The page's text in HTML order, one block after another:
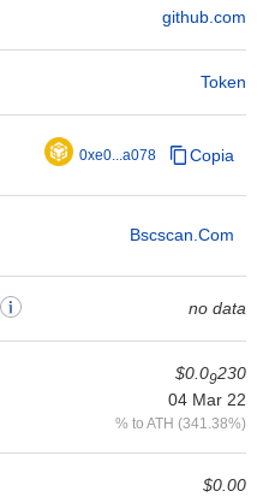
github.com
Token
0xe0...a078 Copia
Bscscan.com
no data
$0.09230
04 Mar 22
% to ATH (341.38%)
$0.00